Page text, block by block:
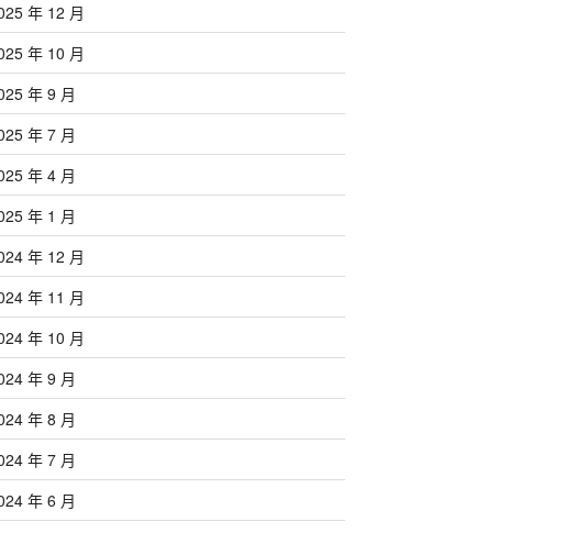
年 12 月
年 10 月
年 9 月
年 7 月
年 4 月
年 1 月
年 12 月
年 11 月
年 10 月
年 9 月
年 8 月
年 7 月
年 6 月